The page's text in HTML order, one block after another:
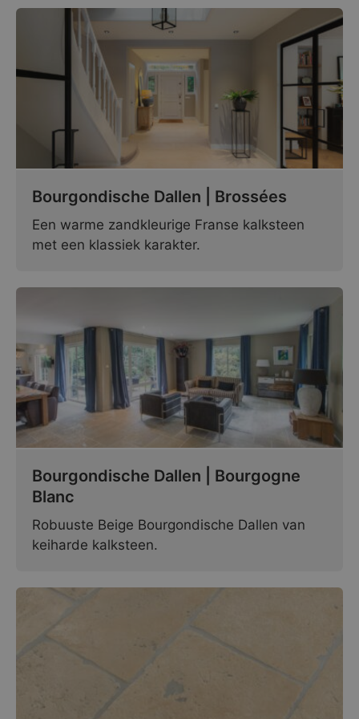
Bourgondische Dallen | Brossées
Een warme zandkleurige Franse kalksteen
met een klassiek karakter.
Bourgondische Dallen | Bourgogne
Blanc
Robuuste Beige Bourgondische Dallen van
keiharde kalksteen.